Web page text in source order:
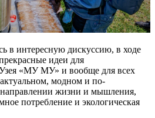
в интересную дискуссию, в ходе
идеи для
«МУ МУ» и вообще для всех
модном и по-
жизни и мышления,
потребление и экологическая